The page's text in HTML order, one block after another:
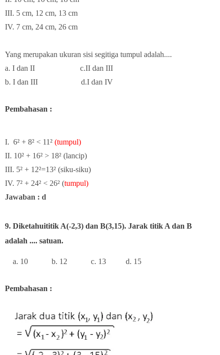
III. 5 cm, 12 cm, 13 cm
IV. 7 cm, 24 cm, 26 cm
Yang merupakan ukuran sisi segitiga tumpul adalah....
a. I dan II c.II dan III
b. I dan III d.I dan IV
Pembahasan :
I. 6² + 8² < 11² (tumpul)
II. 10² + 16² > 18² (lancip)
III. 5² + 12²=13² (siku-siku)
IV. 7² + 24² < 26² (tumpul)
Jawaban : d
9. Diketahuititik A(-2,3) dan B(3,15). Jarak titik A dan B
adalah .... satuan.
a. 10 b. 12 c. 13 d. 15
Pembahasan :